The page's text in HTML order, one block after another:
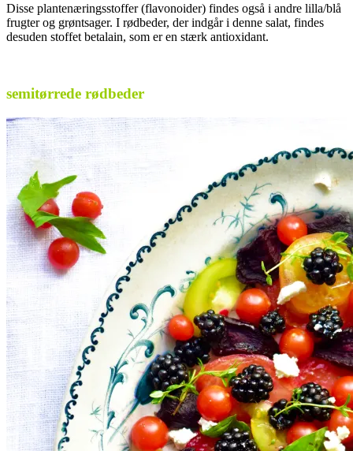
Disse plantenæringsstoffer (flavonoider) findes også i andre lilla/blå
frugter og grøntsager. I rødbeder, der indgår i denne salat, findes
desuden stoffet betalain, som er en stærk antioxidant.
semitørrede rødbeder